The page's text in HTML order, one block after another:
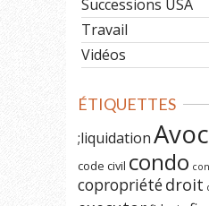
Successions USA
Travail
Vidéos
ÉTIQUETTES
;liquidation
code civil condo
copropriétédroit